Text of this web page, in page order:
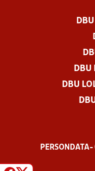
DBU
DBU